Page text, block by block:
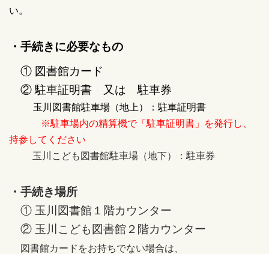
い。
・手続きに必要なもの
① 図書館カード
② 駐車証明書 又は 駐車券
玉川図書館駐車場（地上）：駐車証明書
※駐車場内の精算機で「駐車証明書」を発行し、
持参してください
玉川こども図書館駐車場（地下）：駐車券
・手続き場所
① 玉川図書館１階カウンター
② 玉川こども図書館２階カウンター
図書館カードをお持ちでない場合は、